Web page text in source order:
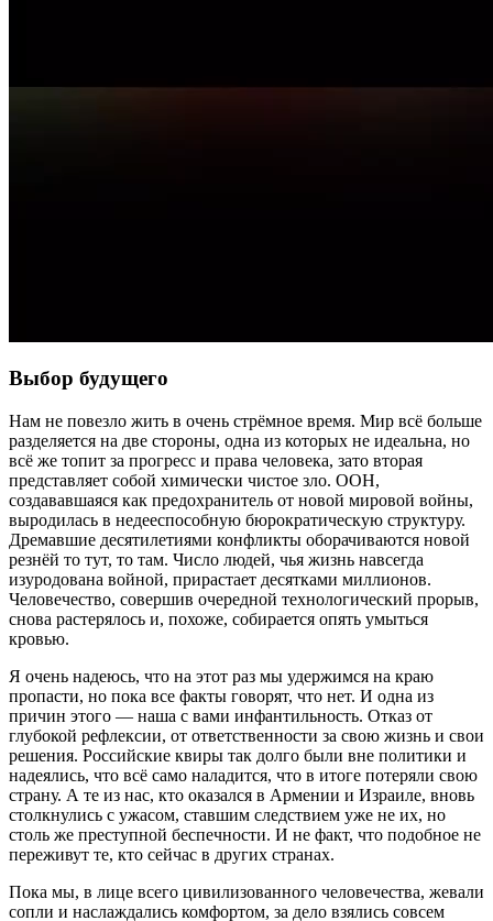
Выбор будущего
Нам не повезло жить в очень стрёмное время. Мир всё больше
разделяется на две стороны, одна из которых не идеальна, но
всё же топит за прогресс и права человека, зато вторая
представляет собой химически чистое зло. ООН,
создававшаяся как предохранитель от новой мировой войны,
выродилась в недееспособную бюрократическую структуру.
Дремавшие десятилетиями конфликты оборачиваются новой
резнёй то тут, то там. Число людей, чья жизнь навсегда
изуродована войной, прирастает десятками миллионов.
Человечество, совершив очередной технологический прорыв,
снова растерялось и, похоже, собирается опять умыться
кровью.
Я очень надеюсь, что на этот раз мы удержимся на краю
пропасти, но пока все факты говорят, что нет. И одна из
причин этого — наша с вами инфантильность. Отказ от
глубокой рефлексии, от ответственности за свою жизнь и свои
решения. Российские квиры так долго были вне политики и
надеялись, что всё само наладится, что в итоге потеряли свою
страну. А те из нас, кто оказался в Армении и Израиле, вновь
столкнулись с ужасом, ставшим следствием уже не их, но
столь же преступной беспечности. И не факт, что подобное не
переживут те, кто сейчас в других странах.
Пока мы, в лице всего цивилизованного человечества, жевали
сопли и наслаждались комфортом, за дело взялись совсем